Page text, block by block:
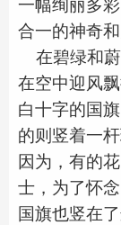
一幅绚丽多
合一的神奇和
在碧绿和蔚
在空中迎风
白十字的国
的则竖着一
因为，有的
士，为了怀
国旗也竖在了